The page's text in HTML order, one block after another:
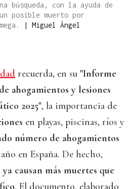
búsqueda, con la ayuda de
posible muerto por
| Miguel Ángel
recuerda, en su "Informe
ahogamientos y lesiones
2025", la importancia de
en playas, piscinas, ríos y
número de ahogamientos
en España. De hecho,
ya causan más muertes que